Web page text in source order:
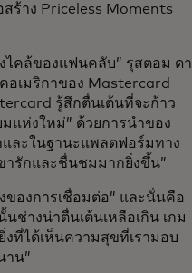
สร้าง Priceless Moments
คล้ของแฟนคลับ” รุสตอม ดา
อเมริกาของ Mastercard
รู้สึกตื่นเต้นที่จะก้าว
แห่งใหม่” ด้วยการนำของ
ละในฐานะแพลตฟอร์มทาง
ารักและชื่นชมมากยิ่งขึ้น”
ของการเชื่อมต่อ” และนั่นคือ
ช่างน่าตื่นเต้นเหลือเกิน เกม
ที่ได้เห็นความสุขที่เรามอบ
าน”